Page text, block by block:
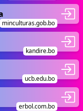
minculturas.gob.bo
kandire.bo
ucb.edu.bo
erbol.com.bo